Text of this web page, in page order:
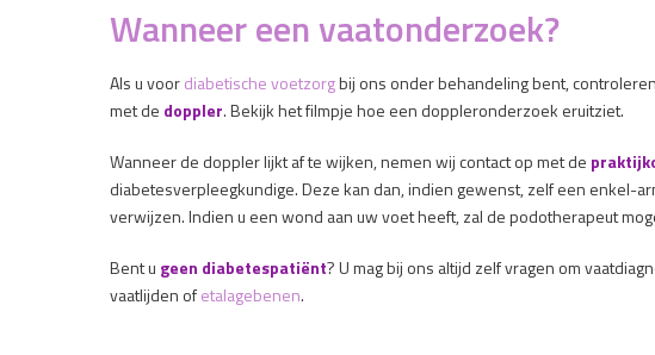
Wanneer een vaatonderzoek?
Als u voordiabetische voetzorgbij ons onder behandeling bent,
met de doppler. Bekijk het filmpje hoe een doppleronderzoek eruitziet.
Wanneer de doppler lijkt af te wijken, nemen wij contact op met de
diabetesverpleegkundige. Deze kan dan, indien gewenst, zelf een enkel-
verwijzen. Indien u een wond aan uw voet heeft, zal de podotherapeut
Bent u geen diabetespatiënt? U mag bij ons altijd zelf vragen om
vaatlijden ofetalagebenen.